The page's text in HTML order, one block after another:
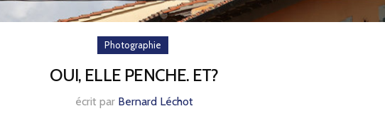
Photographie
OUI, ELLE PENCHE. ET?
écrit par Bernard Léchot